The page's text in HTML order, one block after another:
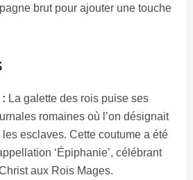
brut pour ajouter une touche
La galette des rois puise ses
romaines où l’on désignait
les esclaves. Cette coutume a été
‘Épiphanie’, célébrant
aux Rois Mages.